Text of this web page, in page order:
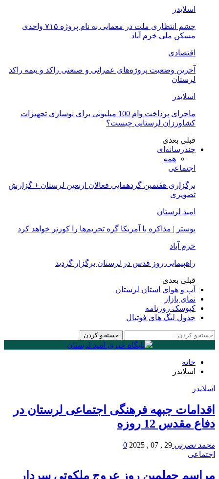
اسلایدر
چشم انتظاری ملت در معمایی به نام پروژه ۷۱۵ واحدی
مسکن ملی خرم آباد
اقتصادی
آخرین وضعیت پروژه‌های عمرانی و صنعتی راکد و نیمه راکد
لرستان
اسلایدر
ماجرای پرداخت وام 100 میلیونی برای نوسازی تجهیزات
کشاورزان لرستانی چیست؟
قبلی بعدی
چندرسانه‌ای
همه
اجتماعی
برگزاری هفتمین گردهمایی فعالان اربعین لرستان + گزارش
تصویری
امید لرستان
پوستر | مذاکره با آمریکا گره تحریم‌ها را کورتر خواهد کرد
خرم آباد
راهپیمایی روز قدس در لرستان برگزار گردید
قبلی بعدی
آب و هوای استان لرستان
نمای بازار
کیوسک روزنامه
جدول لیگ های فوتبال
خانه
اسلایدر
اسلایدر
اقدامات جبهه فرهنگی اجتماعی لرستان در
دفاع مقدس 12 روزه
محمد نصرتی 29 , 07 , 2025
0
اجتماعی
مراسم چهلمین روز عروج ملکوتی سردار